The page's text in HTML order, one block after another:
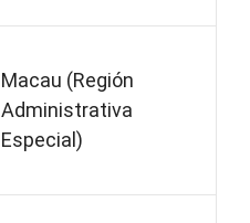
Macau (Región
Administrativa
Especial)